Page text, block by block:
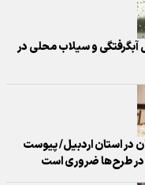
آبگرفتگی و سیلاب محلی در
پیشران در استان اردبیل/ پیوست
در طرح‌ها ضروری است